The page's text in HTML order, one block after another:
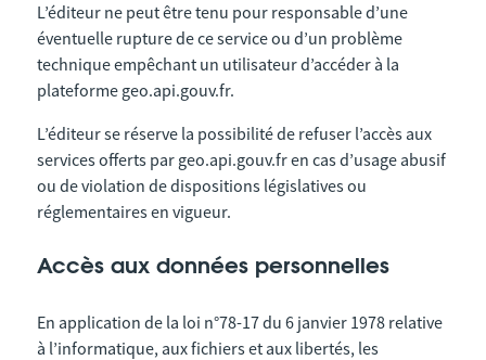
L’éditeur ne peut être tenu pour responsable d’une
éventuelle rupture de ce service ou d’un problème
technique empêchant un utilisateur d’accéder à la
plateforme geo.api.gouv.fr.
L’éditeur se réserve la possibilité de refuser l’accès aux
services offerts par geo.api.gouv.fr en cas d’usage abusif
ou de violation de dispositions législatives ou
réglementaires en vigueur.
Accès aux données personnelles
En application de la loi n°78-17 du 6 janvier 1978 relative
à l’informatique, aux fichiers et aux libertés, les